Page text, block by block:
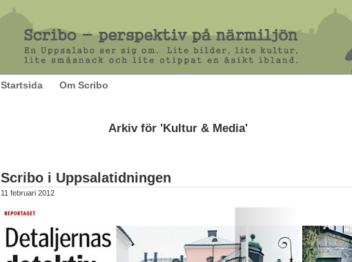
Startsida Om Scribo
Arkiv för 'Kultur & Media'
Scribo i Uppsalatidningen
11 februari 2012